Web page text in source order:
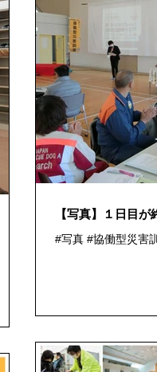
【写真】１日目が
#写真 #協働型災害